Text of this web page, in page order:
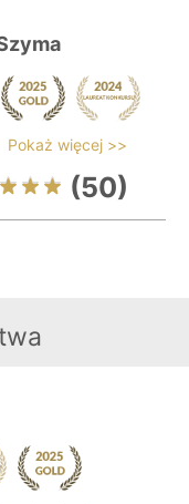
Pokaż więcej >>
(50)